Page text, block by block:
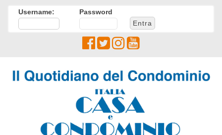
Username: Password